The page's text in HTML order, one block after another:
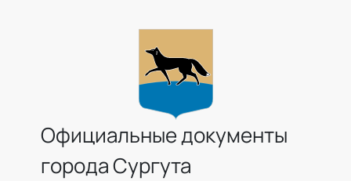
Официальные документы
города Сургута